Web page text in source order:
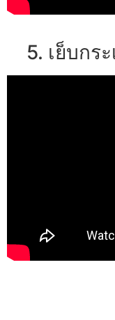
5. เย็บกร